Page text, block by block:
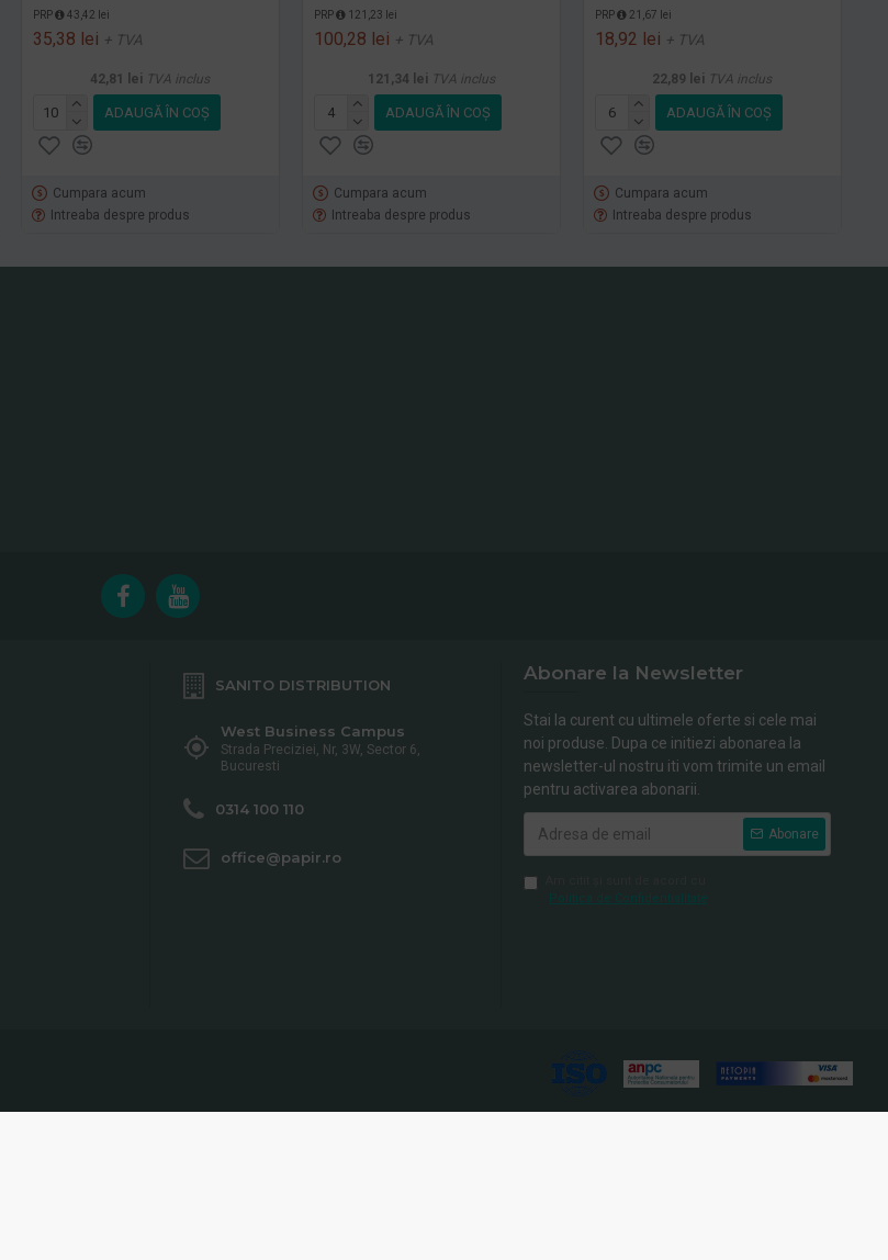
PRP 43,42 lei
35,38 lei + TVA
42,81 lei TVA inclus
ADAUGĂ ÎN COŞ
Cumpara acum
Intreaba despre produs
PRP 121,23 lei
100,28 lei + TVA
121,34 lei TVA inclus
ADAUGĂ ÎN COŞ
Cumpara acum
Intreaba despre produs
PRP 21,67 lei
18,92 lei + TVA
22,89 lei TVA inclus
ADAUGĂ ÎN COŞ
Cumpara acum
Intreaba despre produs
SANITO DISTRIBUTION
West Business Campus
Strada Preciziei, Nr, 3W, Sector 6,
Bucuresti
0314 100 110
office@papir.ro
Abonare la Newsletter
Stai la curent cu ultimele oferte si cele mai
noi produse. Dupa ce initiezi abonarea la
newsletter-ul nostru iti vom trimite un email
pentru activarea abonarii.
Abonare
Politica de Confidentialitate